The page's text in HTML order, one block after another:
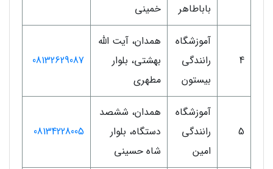
باباطاهر
خمینی
4
آموزشگاه
رانندگی
بیستون
همدان، آیت الله
بهشتی، بلوار
مطهری
08132629087
5
آموزشگاه
رانندگی
امین
همدان، ششصد
دستگاه، بلوار
شاه حسینی
08134228005